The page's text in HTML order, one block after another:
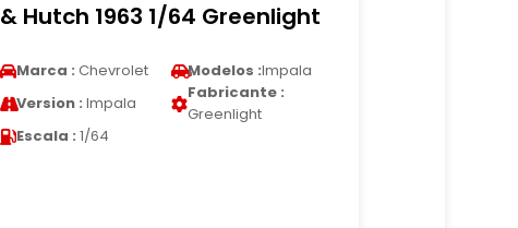
& Hutch 1963 1/64 Greenlight
Marca : Chevrolet Modelos :Impala
Version : Impala
Fabricante :
Greenlight
Escala : 1/64